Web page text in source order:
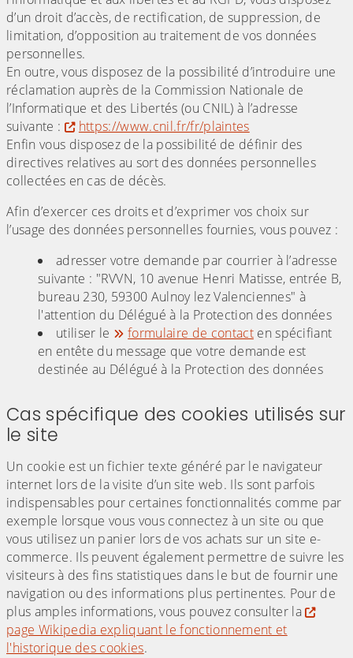
d’un droit d’accès, de rectification, de suppression, de
limitation, d’opposition au traitement de vos données
personnelles.
En outre, vous disposez de la possibilité d’introduire une
réclamation auprès de la Commission Nationale de
l’Informatique et des Libertés (ou CNIL) à l’adresse
suivante :
https://www.cnil.fr/fr/plaintes
Enfin vous disposez de la possibilité de définir des
directives relatives au sort des données personnelles
collectées en cas de décès.
Afin d’exercer ces droits et d’exprimer vos choix sur
l’usage des données personnelles fournies, vous pouvez :
adresser votre demande par courrier à l’adresse
suivante : "RVVN, 10 avenue Henri Matisse, entrée B,
bureau 230, 59300 Aulnoy lez Valenciennes" à
l'attention du Délégué à la Protection des données
utiliser le
formulaire de contacten spécifiant
en entête du message que votre demande est
destinée au Délégué à la Protection des données
Cas spécifique des cookies utilisés sur
le site
Un cookie est un fichier texte généré par le navigateur
internet lors de la visite d’un site web. Ils sont parfois
indispensables pour certaines fonctionnalités comme par
exemple lorsque vous vous connectez à un site ou que
vous utilisez un panier lors de vos achats sur un site e-
commerce. Ils peuvent également permettre de suivre les
visiteurs à des fins statistiques dans le but de fournir une
navigation ou des informations plus pertinentes. Pour de
plus amples informations, vous pouvez consulter la
page Wikipedia expliquant le fonctionnement et
l'historique des cookies.